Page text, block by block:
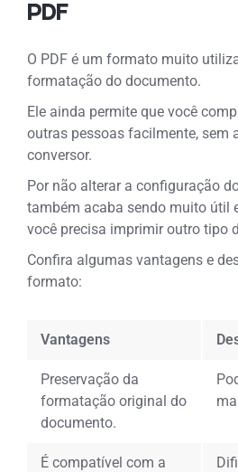
PDF
O PDF é um formato muito
formatação do documento.
Ele ainda permite que você
outras pessoas facilmente, sem
conversor.
Por não alterar a configuração
também acaba sendo muito útil
você precisa imprimir outro tipo
Confira algumas vantagens e
formato:
Vantagens
Preservação da
formatação original do
documento.
É compatível com a